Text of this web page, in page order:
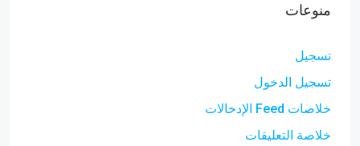
منوعات
تسجيل
تسجيل الدخول
خلاصات Feed الإدخالات
خلاصة التعليقات